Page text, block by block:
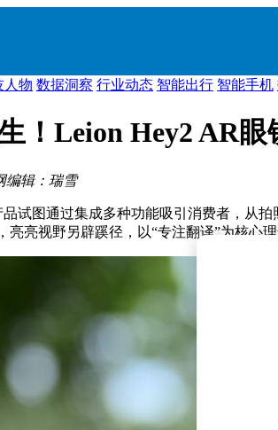
人物 数据洞察 行业动态 智能出行 智能手机
！Leion Hey2 AR
编辑：瑞雪
试图通过集成多种功能吸引消费者，从
亮亮视野另辟蹊径，以“专注翻译”为核心